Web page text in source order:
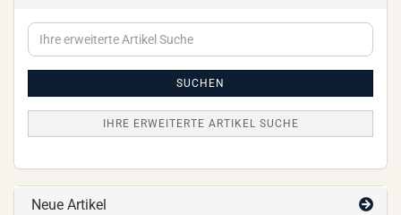
Ihre
erweiterte
SUCHEN
IHRE ERWEITERTE ARTIKEL SUCHE
Neue Artikel